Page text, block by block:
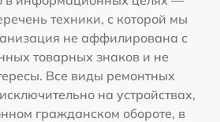
техники, с которой мы
не аффилирована с
товарных знаков и не
Все виды ремонтных
на устройствах,
гражданском обороте, в